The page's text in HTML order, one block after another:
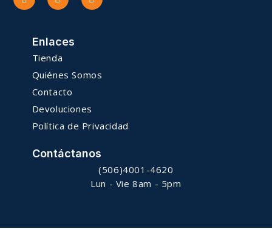
Enlaces
Tienda
Quiénes Somos
Contacto
Devoluciones
Política de Privacidad
Contáctanos
(506)4001-4620
Lun - Vie 8am - 5pm